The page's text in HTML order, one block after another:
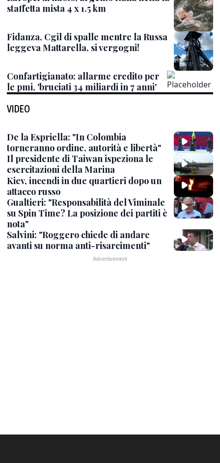
staffetta mista 4 x 1.5 km
Fidanza, Cgil di spalle mentre la Russa
leggeva Mattarella, si vergogni!
Confartigianato: allarme credito per
le pmi, 'bruciati 34 miliardi in 7 anni'
VIDEO
De la Espriella: "In Colombia
torneranno ordine, autorità e libertà"
Il presidente di Taiwan ispeziona le
esercitazioni della Marina
Kiev, incendi in due quartieri dopo un
attacco russo
Gualtieri: "Responsabilità del Viminale
su Spin Time? La posizione dei partiti è
nota"
Salvini: "Roggero chiede di andare
avanti su norma anti-risarcimenti"